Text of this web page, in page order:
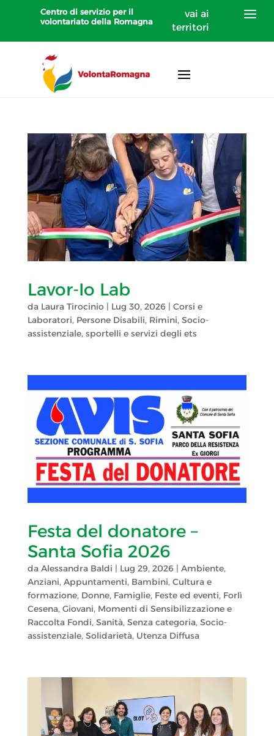
Centro di servizio per il
volontariato della Romagna
vai ai
territori
Lavor-Io Lab
da Laura Tirocinio| Lug 30, 2026| Corsi e
Laboratori, Persone Disabili, Rimini, Socio-
assistenziale, sportelli e servizi degli ets
Festa del donatore –
Santa Sofia 2026
da Alessandra Baldi | Lug 29, 2026| Ambiente,
Anziani, Appuntamenti, Bambini, Cultura e
formazione, Donne, Famiglie, Feste ed eventi, Forlì
Cesena, Giovani, Momenti di Sensibilizzazione e
Raccolta Fondi, Sanità, Senza categoria, Socio-
assistenziale, Solidarietà, Utenza Diffusa